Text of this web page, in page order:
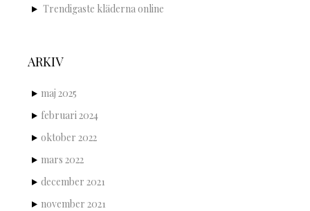
Trendigaste kläderna online
ARKIV
maj 2025
februari 2024
oktober 2022
mars 2022
december 2021
november 2021